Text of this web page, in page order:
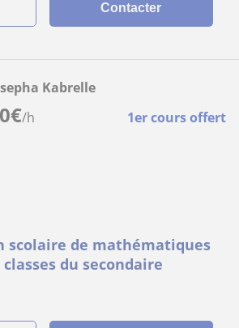
Contacter
€/h 1er cours offert
Kabrelle
scolaire de mathématiques
du secondaire